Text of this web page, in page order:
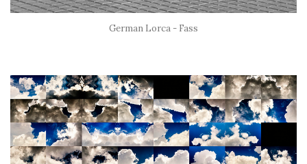
German Lorca - Fass